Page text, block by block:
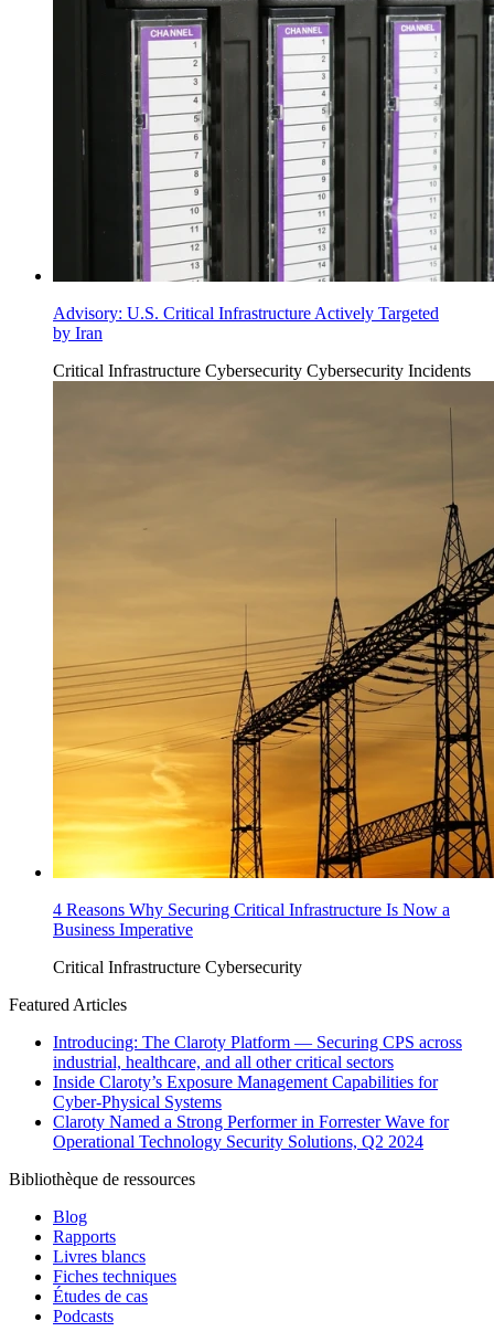
Advisory: U.S. Critical Infrastructure Actively Targeted
by Iran
Critical Infrastructure Cybersecurity Cybersecurity Incidents
4 Reasons Why Securing Critical Infrastructure Is Now a
Business Imperative
Critical Infrastructure Cybersecurity
Featured Articles
Introducing: The Claroty Platform — Securing CPS across
industrial, healthcare, and all other critical sectors
Inside Claroty’s Exposure Management Capabilities for
Cyber-Physical Systems
Claroty Named a Strong Performer in Forrester Wave for
Operational Technology Security Solutions, Q2 2024
Bibliothèque de ressources
Blog
Rapports
Livres blancs
Fiches techniques
Études de cas
Podcasts